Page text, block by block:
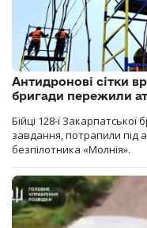
Антидронові сітки
бригади пережили
Бійці 128-ї
завдання, потрапили під
безпілотника «Молнія».